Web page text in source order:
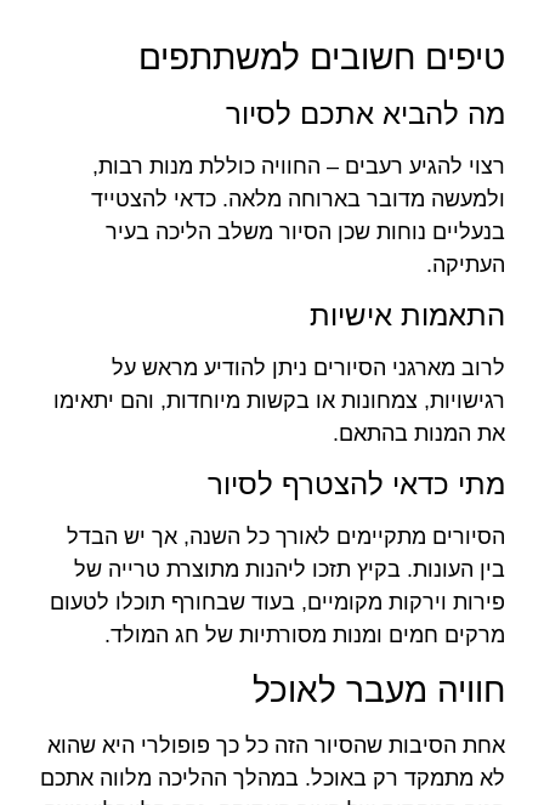
טיפים חשובים למשתתפים
מה להביא אתכם לסיור
רצוי להגיע רעבים – החוויה כוללת מנות רבות,
ולמעשה מדובר בארוחה מלאה. כדאי להצטייד
בנעליים נוחות שכן הסיור משלב הליכה בעיר
העתיקה.
התאמות אישיות
לרוב מארגני הסיורים ניתן להודיע מראש על
רגישויות, צמחונות או בקשות מיוחדות, והם יתאימו
את המנות בהתאם.
מתי כדאי להצטרף לסיור
הסיורים מתקיימים לאורך כל השנה, אך יש הבדל
בין העונות. בקיץ תזכו ליהנות מתוצרת טרייה של
פירות וירקות מקומיים, בעוד שבחורף תוכלו לטעום
מרקים חמים ומנות מסורתיות של חג המולד.
חוויה מעבר לאוכל
אחת הסיבות שהסיור הזה כל כך פופולרי היא שהוא
לא מתמקד רק באוכל. במהלך ההליכה מלווה אתכם